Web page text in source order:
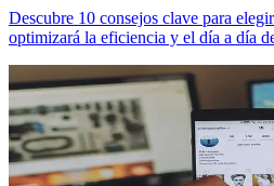
Descubre 10 consejos clave para
optimizará la eficiencia y el día a día